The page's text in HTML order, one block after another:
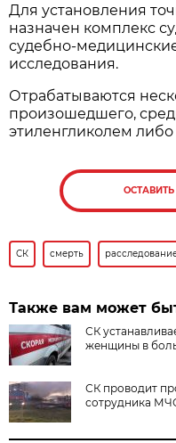
Для установления
назначен комплекс
судебно-
исследования.
Отрабатываются
произошедшего,
этиленгликолем либо
СК смерть
Также вам может
СК
женщины в
СК проводит
сотрудника